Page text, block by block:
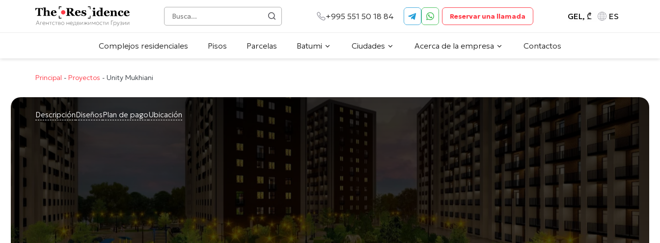
+995 551 50 18 84 Reservar una llamada GEL, ₾ ES
Complejos residenciales Pisos Parcelas Batumi Ciudades Acerca de la empresa Contactos
Principal - Proyectos - Unity Mukhiani
DescripciónDiseñosPlan de pagoUbicación